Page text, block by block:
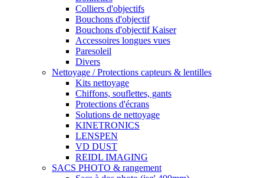
Colliers d'objectifs
Bouchons d'objectif
Bouchons d'objectif Kaiser
Accessoires longues vues
Paresoleil
Divers
Nettoyage / Protections capteurs & lentilles
Kits nettoyage
Chiffons, souflettes, gants
Protections d'écrans
Solutions de nettoyage
KINETRONICS
LENSPEN
VD DUST
REIDL IMAGING
SACS PHOTO & rangement